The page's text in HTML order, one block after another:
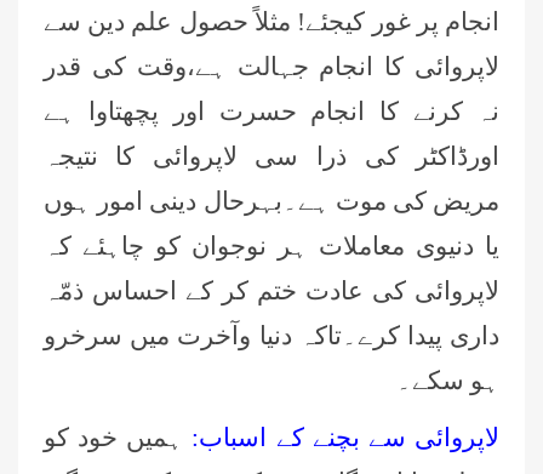
انجام پر غور کیجئے! مثلاً حصول علم دین سے
لاپروائی کا انجام جہالت ہے،وقت کی قدر
نہ کرنے کا انجام حسرت اور پچھتاوا ہے
اورڈاکٹر کی ذرا سی لاپروائی کا نتیجہ
مریض کی موت ہے۔بہرحال دینی امور ہوں
یا دنیوی معاملات ہر نوجوان کو چاہئے کہ
لاپروائی کی عادت ختم کر کے احساس ذمّہ
داری پیدا کرے۔تاکہ دنیا وآخرت میں سرخرو
ہو سکے۔
لاپروائی سے بچنے کے اسباب:
ہمیں خود کو